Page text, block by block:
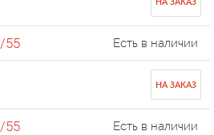
55 Есть в наличии
НА ЗАКАЗ
55 Есть в наличии